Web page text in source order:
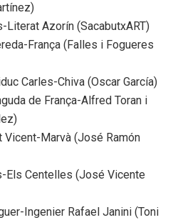
Literat Azorín (SacabutxART)
França (Falles i Fogueres
Carles-Chiva (Oscar García)
de França-Alfred Toran i
Vicent-Marvà (José Ramón
Els Centelles (José Vicente
Ingenier Rafael Janini (Toni